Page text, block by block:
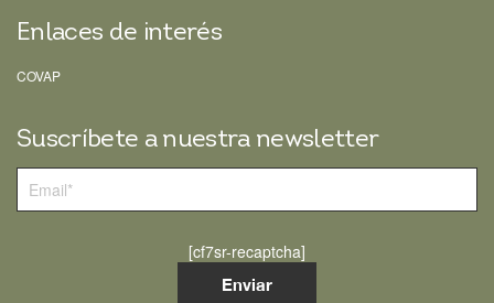
Enlaces de interés
COVAP
Suscríbete a nuestra newsletter
[cf7sr-recaptcha]